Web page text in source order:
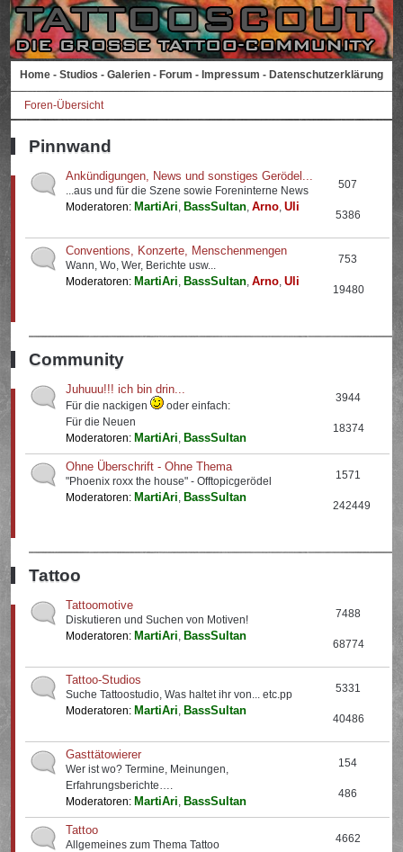
Home - Studios - Galerien - Forum - Impressum - Datenschutzerklärung
Foren-Übersicht
Pinnwand
Ankündigungen, News und sonstiges Gerödel...
...aus und für die Szene sowie Foreninterne News
Moderatoren: MartiAri, BassSultan,Arno,Uli
507
5386
Conventions, Konzerte, Menschenmengen
Wann, Wo, Wer, Berichte usw...
Moderatoren: MartiAri, BassSultan,Arno,Uli
753
19480
Community
Juhuuu!!! ich bin drin...
Für die nackigen
oder einfach:
Für die Neuen
Moderatoren: MartiAri, BassSultan
3944
18374
Ohne Überschrift - Ohne Thema
"Phoenix roxx the house" - Offtopicgerödel
Moderatoren: MartiAri, BassSultan
1571
242449
Tattoo
Tattoomotive
Diskutieren und Suchen von Motiven!
Moderatoren: MartiAri, BassSultan
7488
68774
Tattoo-Studios
Suche Tattoostudio, Was haltet ihr von... etc.pp
Moderatoren: MartiAri, BassSultan
5331
40486
Gasttätowierer
Wer ist wo? Termine, Meinungen,
Erfahrungsberichte….
Moderatoren: MartiAri, BassSultan
154
486
Tattoo
Allgemeines zum Thema Tattoo
4662